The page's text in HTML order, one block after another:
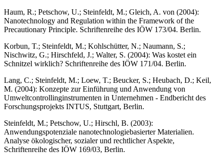
Haum, R.; Petschow, U.; Steinfeldt, M.; Gleich, A. von (2004):
Nanotechnology and Regulation within the Framework of the
Precautionary Principle. Schriftenreihe des IÖW 173/04. Berlin.
Korbun, T.; Steinfeldt, M.; Kohlschütter, N.; Naumann, S.;
Nischwitz, G.; Hirschfeld, J.; Walter, S. (2004): Was kostet ein
Schnitzel wirklich? Schriftenreihe des IÖW 171/04. Berlin.
Lang, C.; Steinfeldt, M.; Loew, T.; Beucker, S.; Heubach, D.; Keil,
M. (2004): Konzepte zur Einführung und Anwendung von
Umweltcontrollinginstrumenten in Unternehmen - Endbericht des
Forschungsprojekts INTUS, Stuttgart, Berlin.
Steinfeldt, M.; Petschow, U.; Hirschl, B. (2003):
Anwendungspotenziale nanotechnologiebasierter Materialien.
Analyse ökologischer, sozialer und rechtlicher Aspekte,
Schriftenreihe des IÖW 169/03, Berlin.